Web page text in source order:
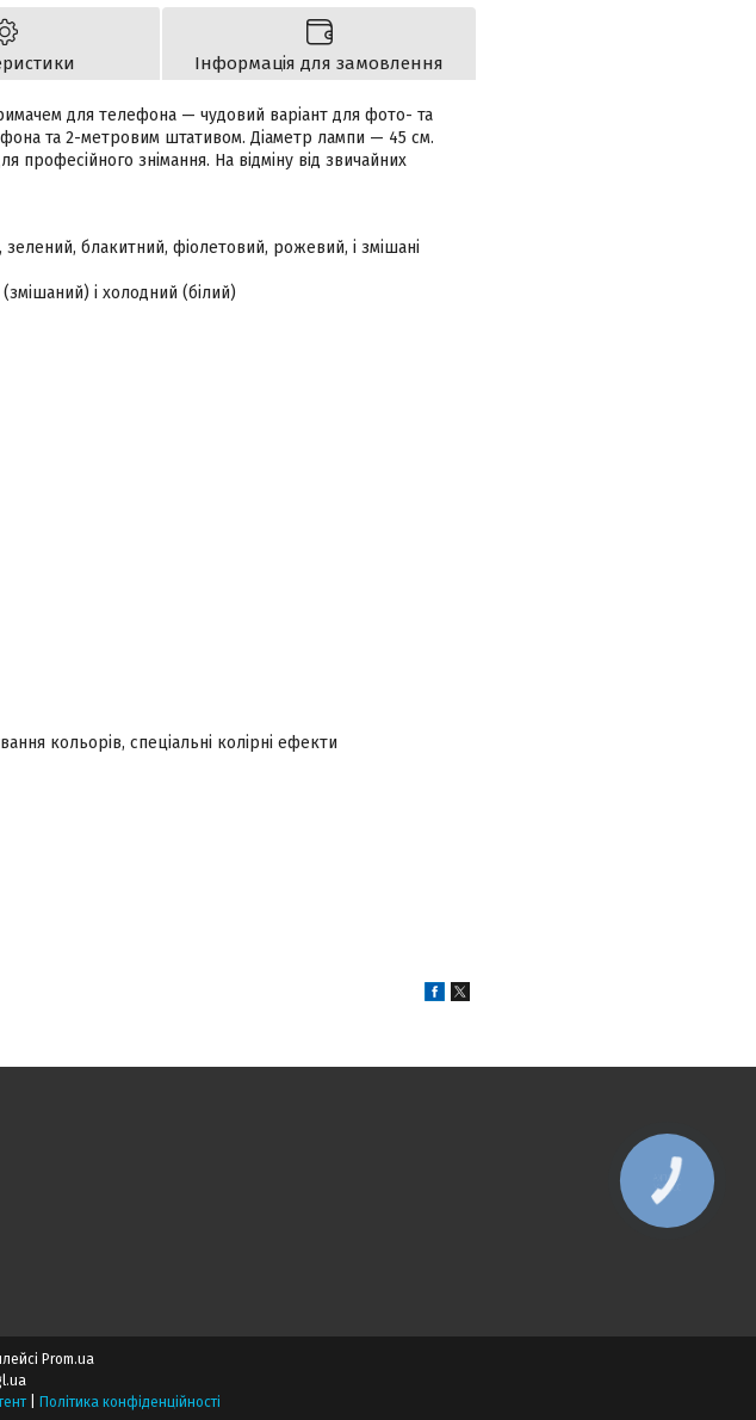
Інформація для замовлення
для телефона — чудовий варіант для фото- та
та 2-метровим штативом. Діаметр лампи — 45 см.
знімання. На відміну від звичайних
блакитний, фіолетовий, рожевий, і змішані
і холодний (білий)
кольорів, спеціальні колірні ефекти
Prom.ua
Політика конфіденційності
КНОПКА
ЗВ'ЯЗКУ